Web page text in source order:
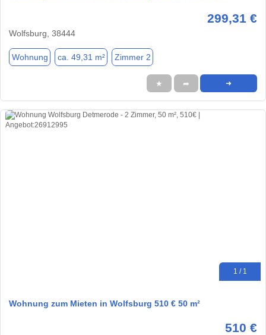
299,31 €
Wolfsburg, 38444
Wohnung ca. 49,31 m² Zimmer 2
★ ➦ ➜
1 / 1
Wohnung zum Mieten in Wolfsburg 510 € 50 m²
510 €